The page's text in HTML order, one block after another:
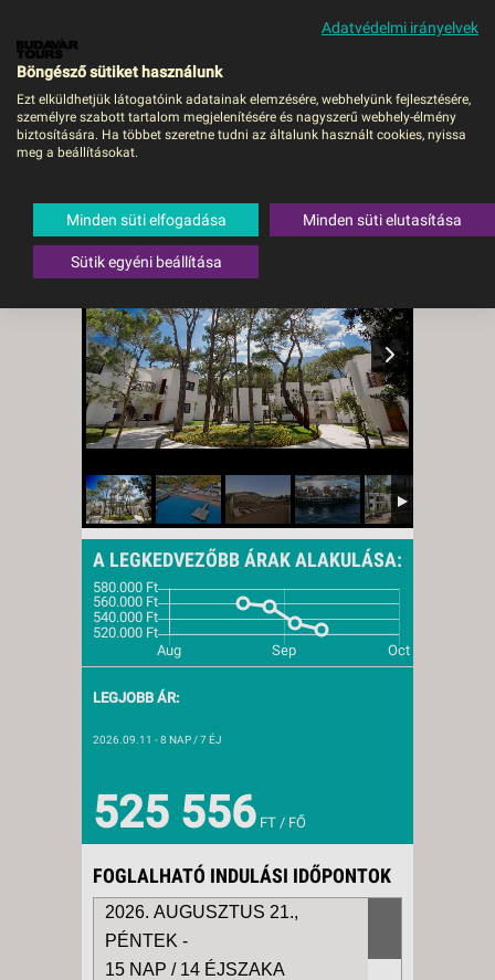
MENÜ
Aydinbey Siu Collection -
Törökország,Török riviéra,Kemer
A LEGKEDVEZŐBB ÁRAK ALAKULÁSA:
LEGJOBB ÁR:
2026.09.11 - 8 NAP / 7 ÉJ
525 556 FT / FŐ
FOGLALHATÓ INDULÁSI IDŐPONTOK
2026. AUGUSZTUS 21.,
PÉNTEK -
15 NAP / 14 ÉJSZAKA
Adatvédelmi irányelvek
Böngésző sütiket használunk
Ezt elküldhetjük látogatóink adatainak elemzésére, webhelyünk fejlesztésére,
személyre szabott tartalom megjelenítésére és nagyszerű webhely-élmény
biztosítására. Ha többet szeretne tudni az általunk használt cookies, nyissa
meg a beállításokat.
Minden süti elfogadása Minden süti elutasítása
Sütik egyéni beállítása